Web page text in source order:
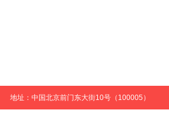
址：中国北京前门东大街10号（100005）